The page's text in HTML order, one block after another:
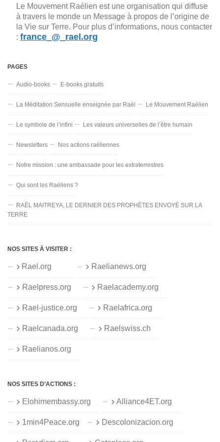
Le Mouvement Raélien est une organisation qui diffuse
à travers le monde un Message à propos de l’origine de
la Vie sur Terre. Pour plus d’informations, nous contacter
: france_@_rael.org
PAGES
Audio-books E-books gratuits
La Méditation Sensuelle enseignée par Raël Le Mouvement Raélien
Le symbole de l’infini Les valeurs universelles de l’être humain
Newsletters Nos actions raéliennes
Notre mission : une ambassade pour les extraterrestres
Qui sont les Raéliens ?
RAËL MAITREYA, LE DERNIER DES PROPHÈTES ENVOYÉ SUR LA
TERRE
NOS SITES À VISITER :
Rael.org Raelianews.org
Raelpress.org Raelacademy.org
Rael-justice.org Raelafrica.org
Raelcanada.org Raelswiss.ch
Raelianos.org
NOS SITES D’ACTIONS :
Elohimembassy.org Alliance4ET.org
1min4Peace.org Descolonizacion.org